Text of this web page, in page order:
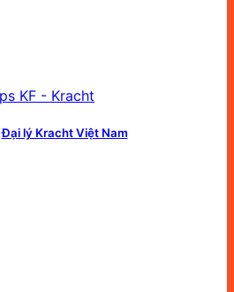
Đại lý Kracht Việt Nam